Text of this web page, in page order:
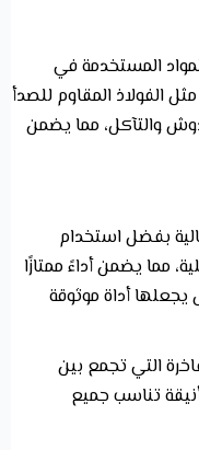
المستخدمة في
الفولاذ المقاوم للصدأ
والتآكل، مما يضمن
بفضل استخدام
مما يضمن أداءً ممتازًا
يجعلها أداة موثوقة
التي تجمع بين
أنيقة تناسب جميع